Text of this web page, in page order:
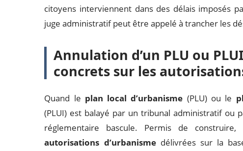
citoyens interviennent dans des délais imposés
juge administratif peut être appelé à trancher les
Annulation d’un PLU ou
concrets sur les
Quand le plan local d’urbanisme (PLU) ou le
(PLUI) est balayé par un tribunal administratif ou
réglementaire bascule. Permis de
autorisations d’urbanismedélivrées sur la